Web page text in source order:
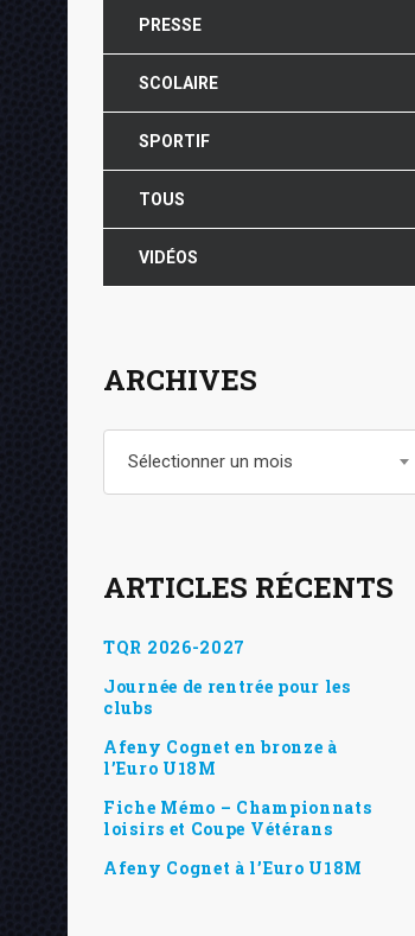
PRESSE
SCOLAIRE
SPORTIF
TOUS
VIDÉOS
ARCHIVES
Sélectionner un mois
ARTICLES RÉCENTS
TQR 2026-2027
Journée de rentrée pour les
clubs
Afeny Cognet en bronze à
l’Euro U18M
Fiche Mémo – Championnats
loisirs et Coupe Vétérans
Afeny Cognet à l’Euro U18M